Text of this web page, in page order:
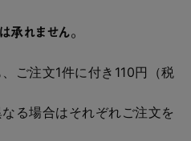
れません。
ご注文1件に付き110円（税
る場合はそれぞれご注文を